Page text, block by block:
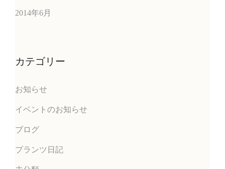
2014年6月
カテゴリー
お知らせ
イベントのお知らせ
ブログ
プランツ日記